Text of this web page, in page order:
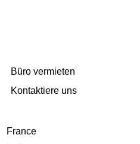
Büro vermieten
Kontaktiere uns
France